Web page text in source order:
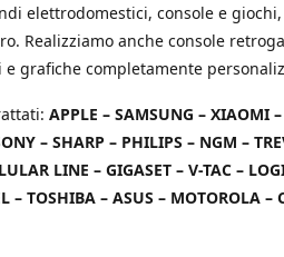
elettrodomestici, console e
Realizziamo anche console
grafiche completamente
APPLE – SAMSUNG – XIAOMI
– SHARP – PHILIPS – NGM –
LINE – GIGASET – V-TAC –
– TOSHIBA – ASUS – MOTOROLA –